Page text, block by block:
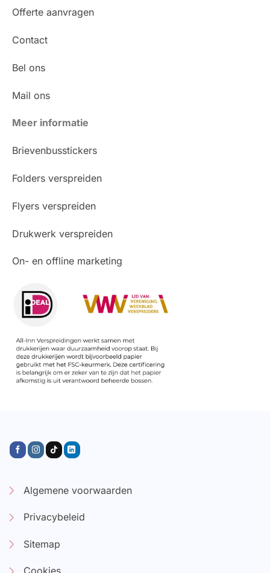
Offerte aanvragen
Contact
Bel ons
Mail ons
Meer informatie
Brievenbusstickers
Folders verspreiden
Flyers verspreiden
Drukwerk verspreiden
On- en offline marketing
Algemene voorwaarden
Privacybeleid
Sitemap